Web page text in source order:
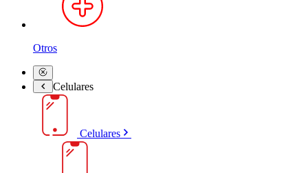
Otros
Celulares
Celulares